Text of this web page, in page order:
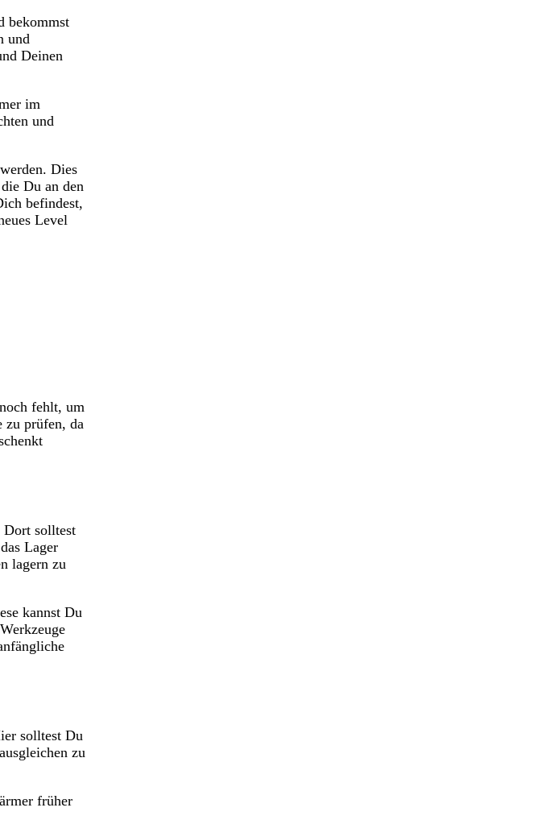
bekommst
und
Deinen
im
und
Dies
Du an den
befindest,
Level
fehlt, um
zu prüfen, da
Dort solltest
Lager
lagern zu
kannst Du
solltest Du
zu
früher